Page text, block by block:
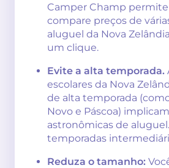
Camper Champ
compare preços de
aluguel da Nova
um clique.
Evite a alta temporada.
escolares da Nova
de alta temporada
Novo e Páscoa)
astronômicas de
temporadas
Reduza o tamanho: